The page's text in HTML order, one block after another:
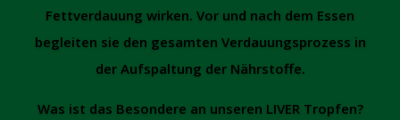
Fettverdauung wirken. Vor und nach dem Essen
begleiten sie den gesamten Verdauungsprozess in
der Aufspaltung der Nährstoffe.
Was ist das Besondere an unseren LIVER Tropfen?